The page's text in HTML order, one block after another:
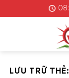
đến
LƯU TRỮ THẺ: